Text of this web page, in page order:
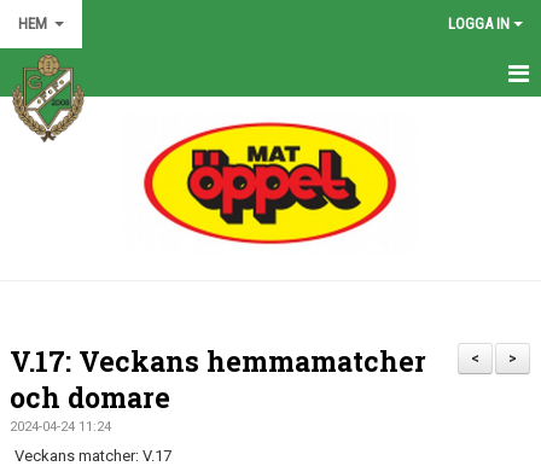
HEM LOGGA IN
HEM
KALENDER
BILDGALLERI
>
<
V.17: Veckans hemmamatcher
och domare
2024-04-24 11:24
Veckans matcher: V.17